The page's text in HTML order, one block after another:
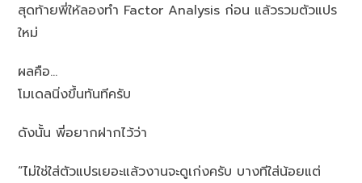
สุดท้ายพี่ให้ลองทำ Factor Analysis ก่อน แล้วรวมตัวแปร
ใหม่
ผลคือ…
โมเดลนิ่งขึ้นทันทีครับ
ดังนั้น พี่อยากฝากไว้ว่า
“ไม่ใช่ใส่ตัวแปรเยอะแล้วงานจะดูเก่งครับ บางทีใส่น้อยแต่